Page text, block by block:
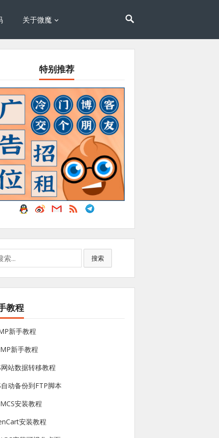
关于微魔
特别推荐
搜索
教程
新手教程
新手教程
网站数据转移教程
自动备份到FTP脚本
安装教程
安装教程